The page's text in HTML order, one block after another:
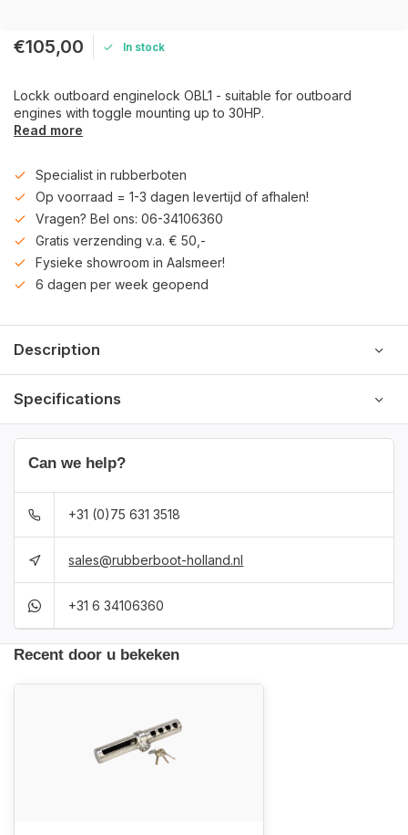
€105,00 In stock
Lockk outboard enginelock OBL1 - suitable for outboard
engines with toggle mounting up to 30HP.
Read more
Specialist in rubberboten
Op voorraad = 1-3 dagen levertijd of afhalen!
Vragen? Bel ons: 06-34106360
Gratis verzending v.a. € 50,-
Fysieke showroom in Aalsmeer!
6 dagen per week geopend
Description
Specifications
Can we help?
+31 (0)75 631 3518
sales@rubberboot-holland.nl
+31 6 34106360
Recent door u bekeken